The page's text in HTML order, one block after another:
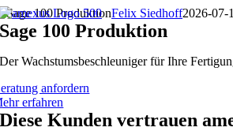
Zum
Inhalt
springen
Sage 100 ProduktionFelix Siedhoff2026-07-
Sage 100 Produktion
Der Wachstumsbeschleuniger für Ihre
anfordern
erfahren
Diese Kunden vertrauen